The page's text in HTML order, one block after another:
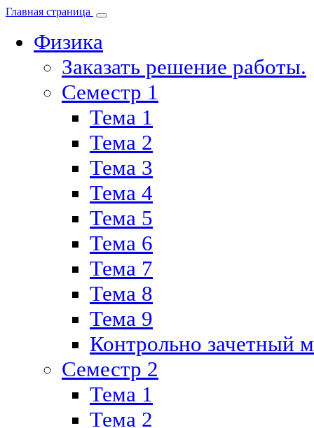
Главная страница
Физика
Заказать решение работы.
Семестр 1
Тема 1
Тема 2
Тема 3
Тема 4
Тема 5
Тема 6
Тема 7
Тема 8
Тема 9
Контрольно зачетный
Семестр 2
Тема 1
Тема 2